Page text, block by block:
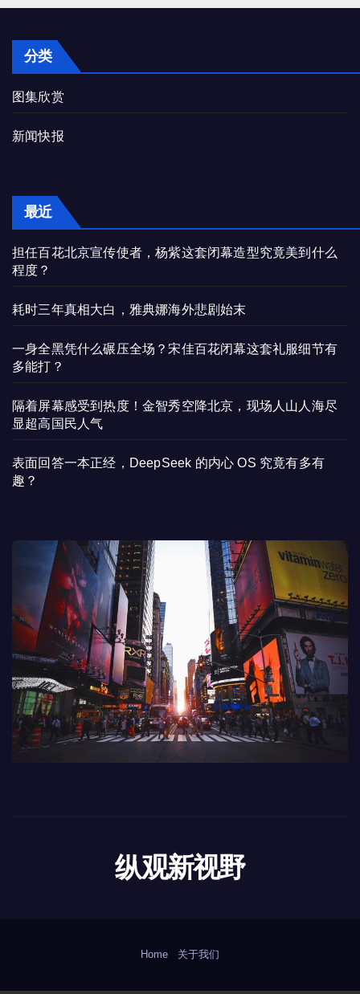
分类
图集欣赏
新闻快报
最近
担任百花北京宣传使者，杨紫这套闭幕造型究竟美到什么
程度？
耗时三年真相大白，雅典娜海外悲剧始末
一身全黑凭什么碾压全场？宋佳百花闭幕这套礼服细节有
多能打？
隔着屏幕感受到热度！金智秀空降北京，现场人山人海尽
显超高国民人气
表面回答一本正经，DeepSeek 的内心 OS 究竟有多有
趣？
纵观新视野
Home 关于我们